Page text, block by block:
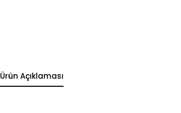
Ürün Açıklaması